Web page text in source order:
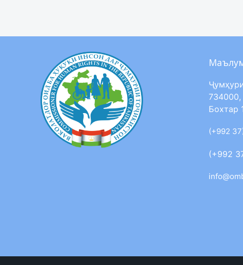
Бохтар
(+992
(+992